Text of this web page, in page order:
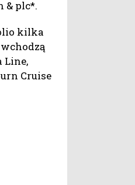
& plc*.
kilka
Line,
Cruise